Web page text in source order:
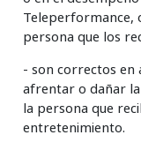
Teleperformance,
persona que los
- son correctos en
afrentar o dañar
la persona que
entretenimiento.